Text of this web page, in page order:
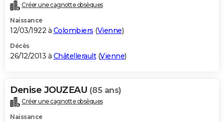
Créer une cagnotte obsèques
Naissance
12/03/1922 à Colombiers (Vienne)
Décès
26/12/2013 à Châtellerault(Vienne)
Denise JOUZEAU (85 ans)
Créer une cagnotte obsèques
Naissance